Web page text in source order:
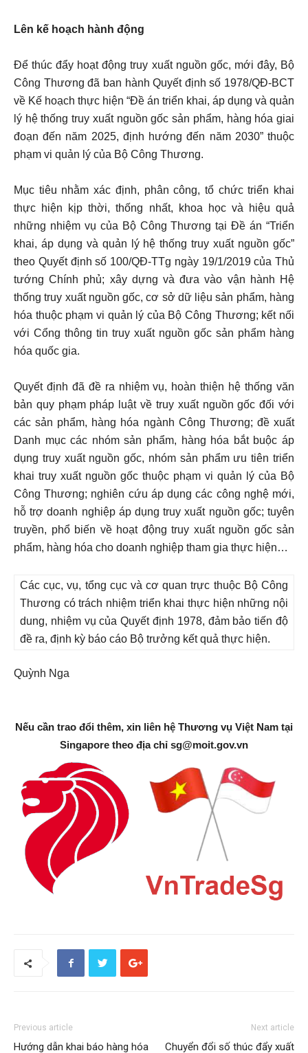
Lên kế hoạch hành động
Để thúc đẩy hoạt động truy xuất nguồn gốc, mới đây, Bộ
Công Thương đã ban hành Quyết định số 1978/QĐ-BCT
về Kế hoạch thực hiện “Đề án triển khai, áp dụng và quản
lý hệ thống truy xuất nguồn gốc sản phẩm, hàng hóa giai
đoạn đến năm 2025, định hướng đến năm 2030” thuộc
phạm vi quản lý của Bộ Công Thương.
Mục tiêu nhằm xác định, phân công, tổ chức triển khai
thực hiện kịp thời, thống nhất, khoa học và hiệu quả
những nhiệm vụ của Bộ Công Thương tại Đề án “Triển
khai, áp dụng và quản lý hệ thống truy xuất nguồn gốc”
theo Quyết định số 100/QĐ-TTg ngày 19/1/2019 của Thủ
tướng Chính phủ; xây dựng và đưa vào vận hành Hệ
thống truy xuất nguồn gốc, cơ sở dữ liệu sản phẩm, hàng
hóa thuộc phạm vi quản lý của Bộ Công Thương; kết nối
với Cổng thông tin truy xuất nguồn gốc sản phẩm hàng
hóa quốc gia.
Quyết định đã đề ra nhiệm vụ, hoàn thiện hệ thống văn
bản quy phạm pháp luật về truy xuất nguồn gốc đối với
các sản phẩm, hàng hóa ngành Công Thương; đề xuất
Danh mục các nhóm sản phẩm, hàng hóa bắt buộc áp
dụng truy xuất nguồn gốc, nhóm sản phẩm ưu tiên triển
khai truy xuất nguồn gốc thuộc phạm vi quản lý của Bộ
Công Thương; nghiên cứu áp dụng các công nghệ mới,
hỗ trợ doanh nghiệp áp dụng truy xuất nguồn gốc; tuyên
truyền, phổ biến về hoạt động truy xuất nguồn gốc sản
phẩm, hàng hóa cho doanh nghiệp tham gia thực hiện…
Các cục, vụ, tổng cục và cơ quan trực thuộc Bộ Công
Thương có trách nhiệm triển khai thực hiện những nội
dung, nhiệm vụ của Quyết định 1978, đảm bảo tiến độ
đề ra, định kỳ báo cáo Bộ trưởng kết quả thực hiện.
Quỳnh Nga
Nếu cần trao đổi thêm, xin liên hệ Thương vụ Việt Nam tại
Singapore theo địa chỉ sg@moit.gov.vn
Previous article
Hướng dẫn khai báo hàng hóa
Next article
Chuyển đổi số thúc đẩy xuất